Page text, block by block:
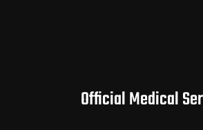
Official Medical